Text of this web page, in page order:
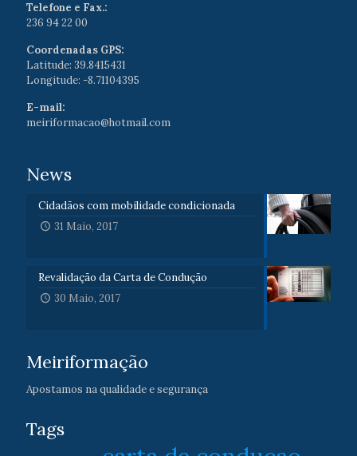
Telefone e Fax.:
236 94 22 00
Coordenadas GPS:
Latitude: 39.8415431
Longitude: -8.71104395
E-mail:
meiriformacao@hotmail.com
News
Cidadãos com mobilidade condicionada
31 Maio, 2017
Revalidação da Carta de Condução
30 Maio, 2017
Meiriformação
Apostamos na qualidade e segurança
Tags